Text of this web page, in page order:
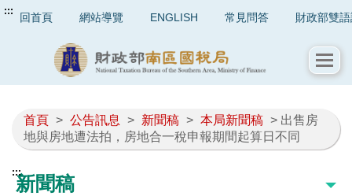
::: 回首頁 網站導覽 ENGLISH 常見問答 財政部雙
首頁 > 公告訊息 > 新聞稿 > 本局新聞稿 > 出售房
地與房地遭法拍，房地合一稅申報期間起算日不同
:::新聞稿